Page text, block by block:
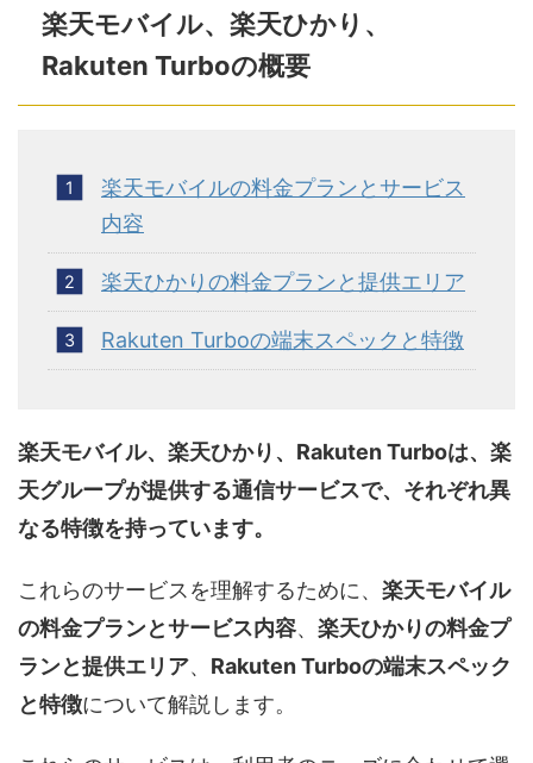
楽天モバイル、楽天ひかり、
Rakuten Turboの概要
楽天モバイルの料金プランとサービス
内容
楽天ひかりの料金プランと提供エリア
Rakuten Turboの端末スペックと特徴
楽天モバイル、楽天ひかり、Rakuten Turboは、楽
天グループが提供する通信サービスで、それぞれ異
なる特徴を持っています。
これらのサービスを理解するために、 楽天モバイル
の料金プランとサービス内容、 楽天ひかりの料金プ
ランと提供エリア、 Rakuten Turboの端末スペック
と特徴について解説します。